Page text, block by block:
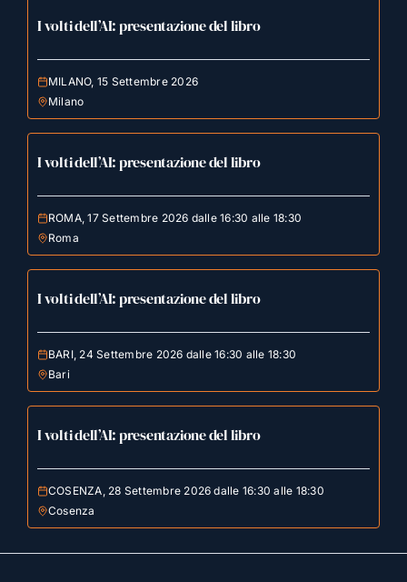
I volti dell’AI: presentazione del libro
MILANO, 15 Settembre 2026
Milano
I volti dell’AI: presentazione del libro
ROMA, 17 Settembre 2026 dalle 16:30 alle 18:30
Roma
I volti dell’AI: presentazione del libro
BARI, 24 Settembre 2026 dalle 16:30 alle 18:30
Bari
I volti dell’AI: presentazione del libro
COSENZA, 28 Settembre 2026 dalle 16:30 alle 18:30
Cosenza